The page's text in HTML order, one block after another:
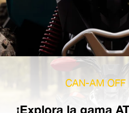
CAN-AM OFF
¡Explora la gama